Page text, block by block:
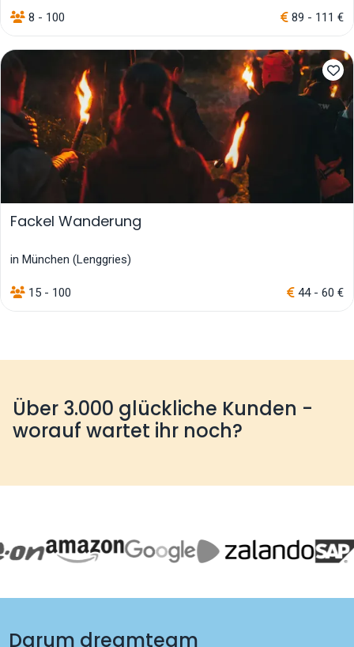
8 - 100 89 - 111 €
Fackel Wanderung
in München (Lenggries)
15 - 100 44 - 60 €
Über 3.000 glückliche Kunden -
worauf wartet ihr noch?
Darum dreamteam